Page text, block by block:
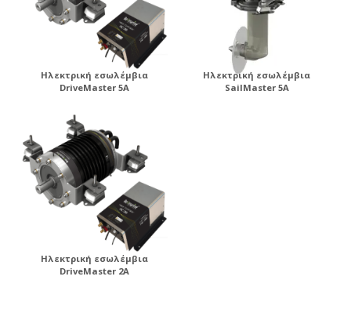
Ηλεκτρική εσωλέμβια
DriveMaster 5A
Ηλεκτρική εσωλέμβια
DriveMaster 2A
Ηλεκτρική εσωλέμβια
SailMaster 5A